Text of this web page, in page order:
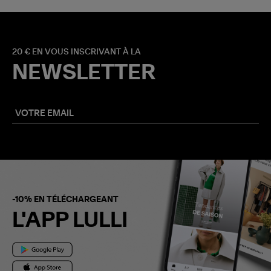
20 € EN VOUS INSCRIVANT À LA
NEWSLETTER
-10% EN TÉLÉCHARGEANT
L'APP LULLI